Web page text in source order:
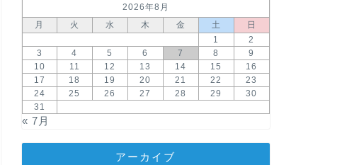
2026年8月
月
火 水 木 金 土
日
1
2
3
4 5 6 7 8
9
10
11 12 13 14 15
16
17
18 19 20 21 22
23
24
25 26 27 28 29
30
31
« 7月
アーカイブ